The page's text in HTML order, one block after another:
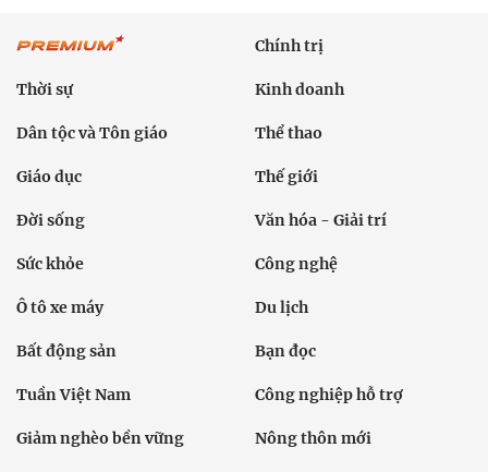
Chính trị
Thời sự Kinh doanh
Dân tộc và Tôn giáo Thể thao
Giáo dục Thế giới
Đời sống Văn hóa - Giải trí
Sức khỏe Công nghệ
Ô tô xe máy Du lịch
Bất động sản Bạn đọc
Tuần Việt Nam Công nghiệp hỗ trợ
Giảm nghèo bền vững Nông thôn mới